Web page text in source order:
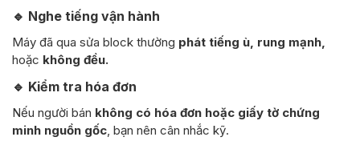
🔹 Nghe tiếng vận hành
Máy đã qua sửa block thường phát tiếng ù, rung mạnh,
hoặc không đều.
🔹 Kiểm tra hóa đơn
Nếu người bán không có hóa đơn hoặc giấy tờ chứng
minh nguồn gốc , bạn nên cân nhắc kỹ.